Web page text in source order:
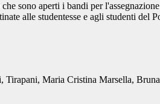
sono aperti i bandi per
alle studentesse e agli studenti del
Maria Cristina Marsella,